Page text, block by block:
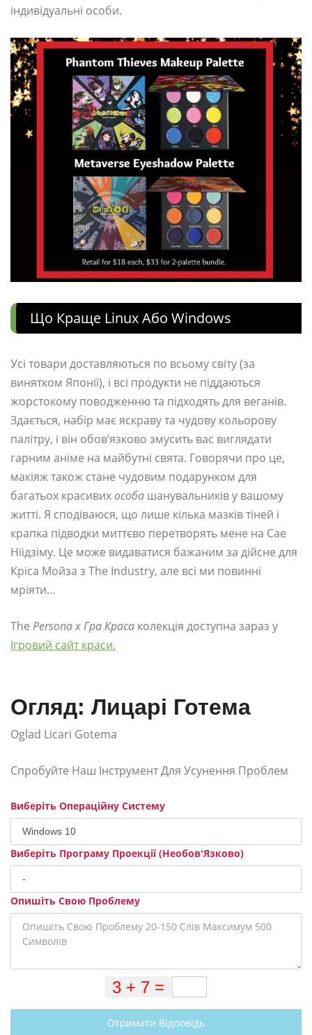
індивідуальні особи.
Що Краще Linux Або Windows
Усі товари доставляються по всьому світу (за
винятком Японії), і всі продукти не піддаються
жорстокому поводженню та підходять для веганів.
Здається, набір має яскраву та чудову кольорову
палітру, і він обов’язково змусить вас виглядати
гарним аніме на майбутні свята. Говорячи про це,
макіяж також стане чудовим подарунком для
багатьох красивихособа шанувальників у вашому
житті. Я сподіваюся, що лише кілька мазків тіней і
крапка підводки миттєво перетворять мене на Сае
Ніідзіму. Це може видаватися бажаним за дійсне для
Кріса Мойза з The Industry, але всі ми повинні
мріяти…
The Persona x Гра Краса колекція доступна зараз у
Ігровий сайт краси.
Огляд: Лицарі Готема
Oglad Licari Gotema
Спробуйте Наш Інструмент Для Усунення Проблем
Виберіть Операційну Систему
Виберіть Програму Проекції (Необов'Язково)
Опишіть Свою Проблему
Отримати Відповідь